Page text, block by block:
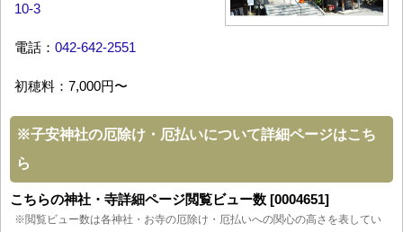
10-3
電話： 042-642-2551
初穂料：7,000円〜
※子安神社の厄除け・厄払いについて詳細ページはこち
ら
こちらの神社・寺詳細ページ閲覧ビュー数 [0004651]
※閲覧ビュー数は各神社・お寺の厄除け・厄払いへの関心の高さを表してい